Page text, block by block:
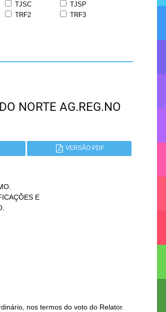
TJSC
TJSP
TRF2
TRF3
NORTE AG.REG.NO
VERSÃO PDF
nos termos do voto do Relator.